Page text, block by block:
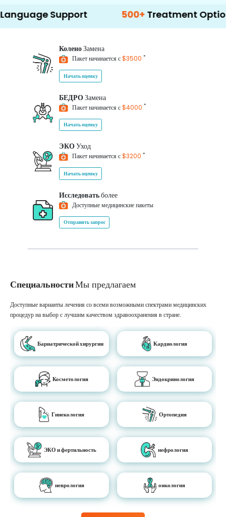
Support 500+ Treatment Options
КоленоЗамена
Пакет начинается с$3500 *
Начать оценку
БЕДРОЗамена
Пакет начинается с$4000 *
Начать оценку
ЭКОУход
Пакет начинается с$3200 *
Начать оценку
Исследоватьболее
Доступные медицинские пакеты
Отправить запрос
СпециальностиМы предлагаем
Доступные варианты лечения со всеми возможными спектрами медицинских
процедур на выбор с лучшим качеством здравоохранения в стране.
Бариатрической хирургии Кардиология
Косметология Эндокринология
Гинекология Ортопедия
ЭКО и фертильность нефрология
неврология онкология